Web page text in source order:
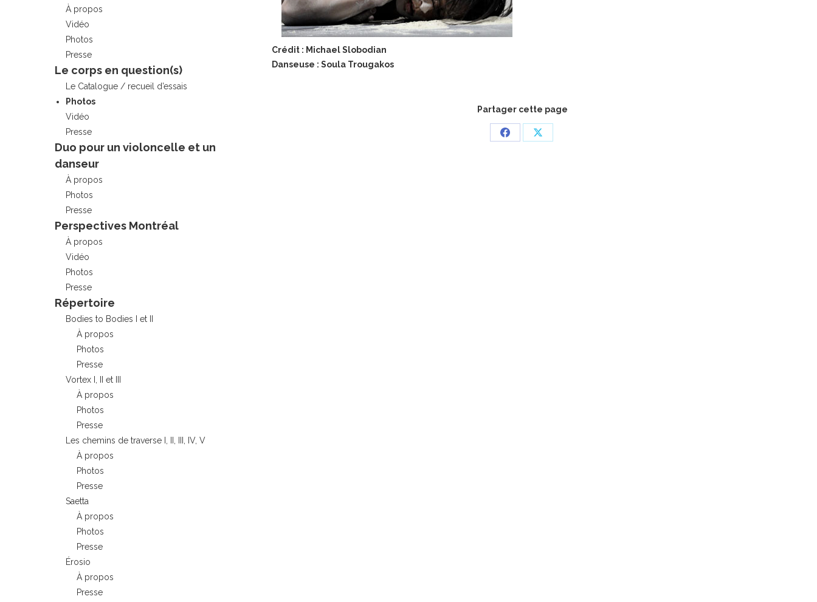
Crédit : Michael Slobodian
Danseuse : Soula Trougakos
Partager cette page
PartagerPartager
À propos
Vidéo
Photos
Presse
Le corps en question(s)
Le Catalogue / recueil d’essais
Photos
Vidéo
Presse
Duo pour un violoncelle et un
danseur
À propos
Photos
Presse
Perspectives Montréal
À propos
Vidéo
Photos
Presse
Répertoire
Bodies to Bodies I et II
À propos
Photos
Presse
Vortex I, II et III
À propos
Photos
Presse
Les chemins de traverse I, II, III, IV, V
À propos
Photos
Presse
Saetta
À propos
Photos
Presse
Érosio
À propos
Presse